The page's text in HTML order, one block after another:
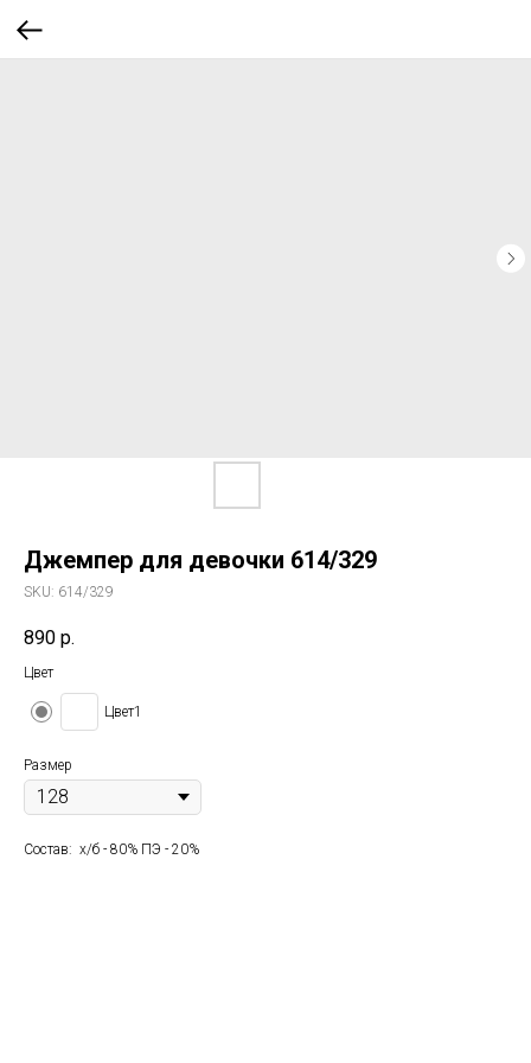
Джемпер для девочки 614/329
SKU: 614/329
890 р.
Цвет
Цвет1
Размер
Состав: х/б - 80% ПЭ - 20%